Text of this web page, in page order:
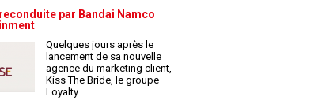
par Bandai Namco
Quelques jours après le
lancement de sa nouvelle
agence du marketing client,
Kiss The Bride, le groupe
Loyalty...